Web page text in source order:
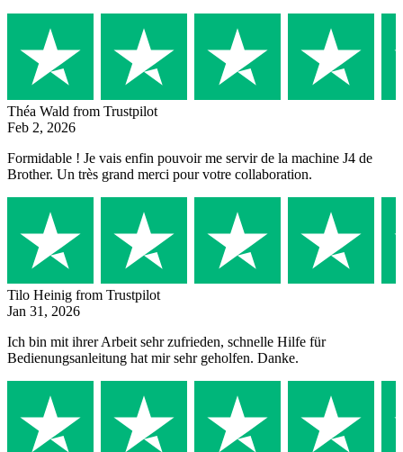
Théa Wald from Trustpilot
Feb 2, 2026
Formidable ! Je vais enfin pouvoir me servir de la machine J4 de
Brother. Un très grand merci pour votre collaboration.
Tilo Heinig from Trustpilot
Jan 31, 2026
Ich bin mit ihrer Arbeit sehr zufrieden, schnelle Hilfe für
Bedienungsanleitung hat mir sehr geholfen. Danke.